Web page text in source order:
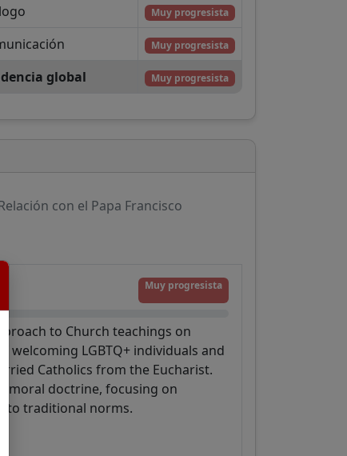
Muy progresista
Muy progresista
global Muy progresista
con el Papa Francisco
Muy progresista
to Church teachings on
welcoming LGBTQ+ individuals and
Catholics from the Eucharist.
moral doctrine, focusing on
to traditional norms.